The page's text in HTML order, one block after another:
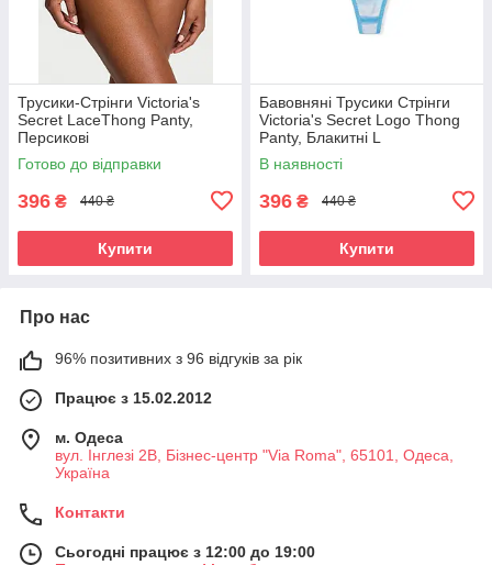
Трусики-Стрінги Victoria's
Secret LaceThong Panty,
Персикові
Готово до відправки
396 ₴ 440 ₴
Купити
Бавовняні Трусики Стрінги
Victoria's Secret Logo Thong
Panty, Блакитні L
В наявності
396 ₴ 440 ₴
Купити
Про нас
96% позитивних з 96 відгуків за рік
Працює з 15.02.2012
м. Одеса
вул. Інглезі 2В, Бізнес-центр "Via Roma", 65101, Одеса,
Україна
Контакти
Сьогодні працює з 12:00 до 19:00